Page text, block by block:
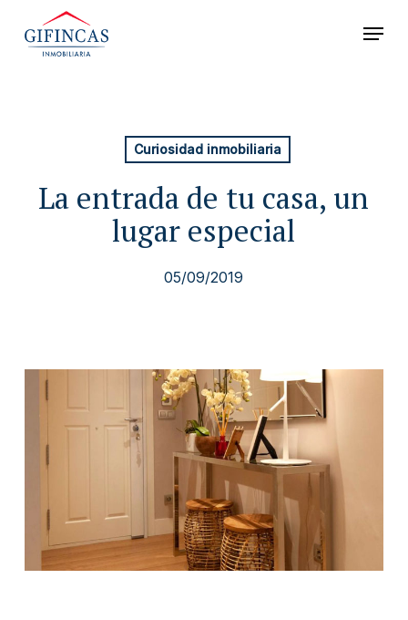
Menu
Curiosidad inmobiliaria
La entrada de tu casa, un
lugar especial
05/09/2019